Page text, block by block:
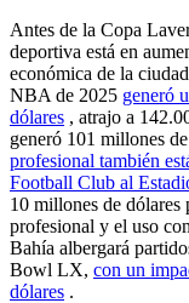
Antes de la Copa
deportiva está en
económica de la
NBA de 2025 generó
dólares , atrajo a
generó 101 millones
profesional también
Football Club al
10 millones de dólares
profesional y el uso
Bahía albergará
Bowl LX, con un
dólares .